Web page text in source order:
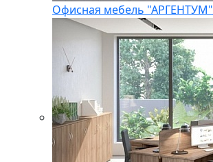
Офисная мебель "АРГЕНТУМ"